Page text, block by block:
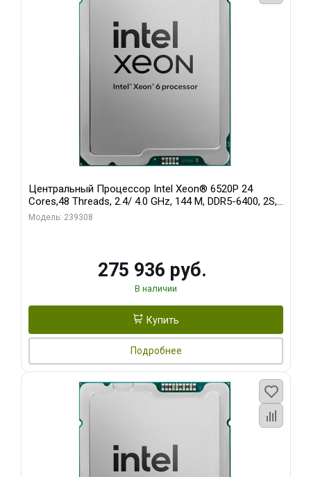
Центральный Процессор Intel Xeon® 6520P 24
Cores,48 Threads, 2.4/ 4.0 GHz, 144 M, DDR5-6400, 2S,
210W OEM
Модель: 239308
275 936 руб.
В наличии
Купить
Подробнее